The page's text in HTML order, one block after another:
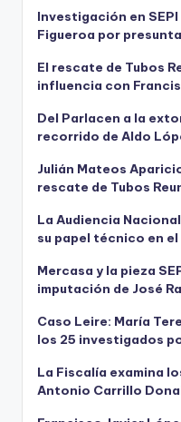
Investigación en
Figueroa por
El rescate de Tubos
influencia con
Del Parlacen a la
recorrido de Aldo
Julián Mateos
rescate de Tubos
La Audiencia
su papel técnico en
Mercasa y la pieza
imputación de José
Caso Leire: María
los 25 investigados
La Fiscalía examina
Antonio Carrillo